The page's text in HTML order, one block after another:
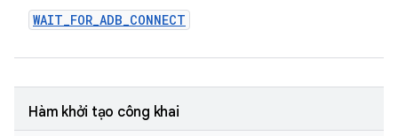
WAIT_FOR_ADB_CONNECT
Hàm khởi tạo công khai